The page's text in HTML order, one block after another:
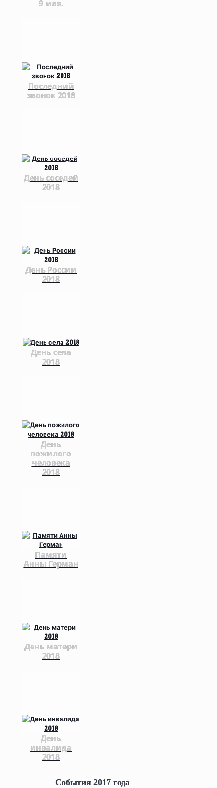
9 мая.
Последний
звонок 2018
День соседей
2018
День России
2018
День села
2018
День
пожилого
человека
2018
Памяти
Анны Герман
День матери
2018
День
инвалида
2018
События 2017 года